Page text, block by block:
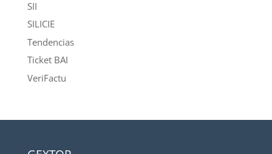
SII
SILICIE
Tendencias
Ticket BAI
VeriFactu